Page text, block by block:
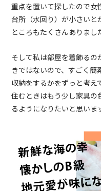
重点を置いて探したので女
台所（水回り）が小さい
ところもたくさんありまし
そして私は部屋を着飾る
きではないので、すごく
収納をするかをずっと考え
住むときはもう少し家具の
るようになりたいと思いま